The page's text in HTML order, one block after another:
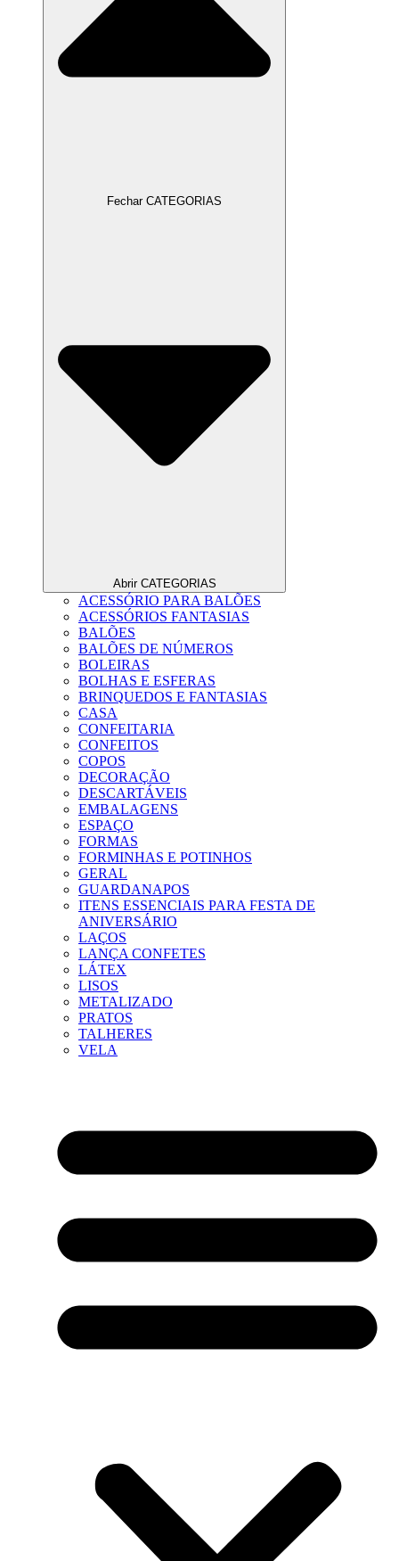
Fechar CATEGORIAS
Abrir CATEGORIAS
ACESSÓRIO PARA BALÕES
ACESSÓRIOS FANTASIAS
BALÕES
BALÕES DE NÚMEROS
BOLEIRAS
BOLHAS E ESFERAS
BRINQUEDOS E FANTASIAS
CASA
CONFEITARIA
CONFEITOS
COPOS
DECORAÇÃO
DESCARTÁVEIS
EMBALAGENS
ESPAÇO
FORMAS
FORMINHAS E POTINHOS
GERAL
GUARDANAPOS
ITENS ESSENCIAIS PARA FESTA DE
ANIVERSÁRIO
LAÇOS
LANÇA CONFETES
LÁTEX
LISOS
METALIZADO
PRATOS
TALHERES
VELA